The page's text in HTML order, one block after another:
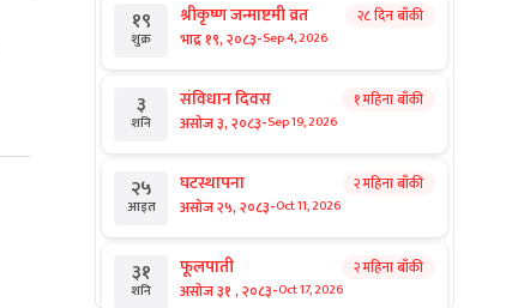
१९
शुक्र
श्रीकृष्ण जन्माष्टमी व्रत
भाद्र १९, २०८३-Sep 4, 2026
२८ दिन बाँकी
३
शनि
संविधान दिवस
असोज ३, २०८३-Sep 19, 2026
१ महिना बाँकी
२५
आइत
घटस्थापना
असोज २५, २०८३-Oct 11, 2026
२ महिना बाँकी
३१
शनि
फूलपाती
असोज ३१ , २०८३-Oct 17, 2026
२ महिना बाँकी